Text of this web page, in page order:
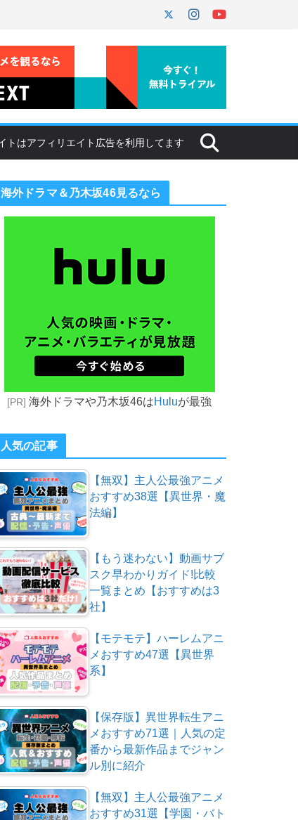
海外ドラマ＆乃木坂46見るなら
[PR] 海外ドラマや乃木坂46はHuluが最強
人気の記事
【無双】主人公最強アニメ
おすすめ38選【異世界・魔
法編】
【もう迷わない】動画サブ
スク早わかりガイド!比較
一覧まとめ【おすすめは3
社】
【モテモテ】ハーレムアニ
メおすすめ47選【異世界
系】
【保存版】異世界転生アニ
メおすすめ71選｜人気の定
番から最新作品までジャン
ル別に紹介
【無双】主人公最強アニメ
おすすめ31選【学園・バト